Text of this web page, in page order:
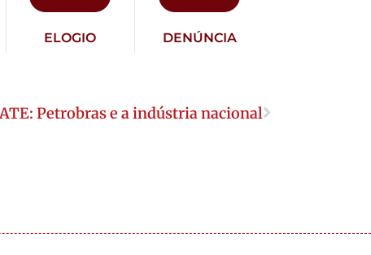
ELOGIO DENÚNCIA
Petrobras e a indústria nacional